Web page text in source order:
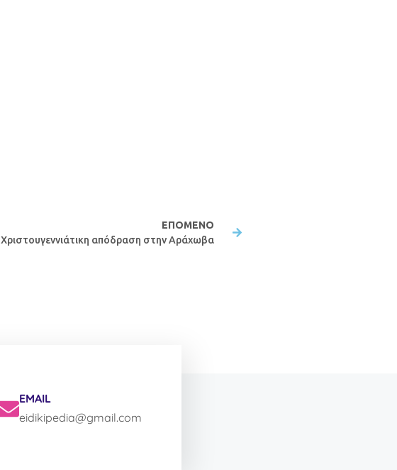
ΕΠΌΜΕΝΟ
Χριστουγεννιάτικη απόδραση στην Αράχωβα
EMAIL
eidikipedia@gmail.com